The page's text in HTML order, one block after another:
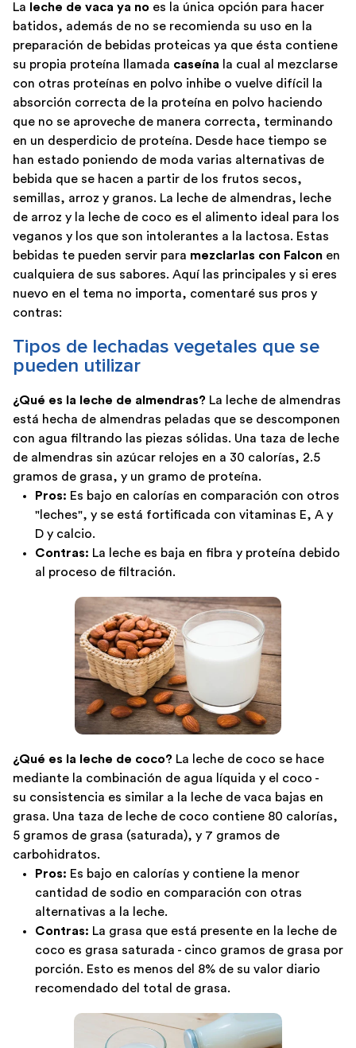
La leche de vaca ya no es la única opción para hacer
batidos, además de no se recomienda su uso en la
preparación de bebidas proteicas ya que ésta contiene
su propia proteína llamada caseína la cual al mezclarse
con otras proteínas en polvo inhibe o vuelve difícil la
absorción correcta de la proteína en polvo haciendo
que no se aproveche de manera correcta, terminando
en un desperdicio de proteína. Desde hace tiempo se
han estado poniendo de moda varias alternativas de
bebida que se hacen a partir de los frutos secos,
semillas, arroz y granos. La leche de almendras, leche
de arroz y la leche de coco es el alimento ideal para los
veganos y los que son intolerantes a la lactosa. Estas
bebidas te pueden servir para mezclarlas con Falcon en
cualquiera de sus sabores. Aquí las principales y si eres
nuevo en el tema no importa, comentaré sus pros y
contras:
Tipos de lechadas vegetales que se
pueden utilizar
¿Qué es la leche de almendras? La leche de almendras
está hecha de almendras peladas que se descomponen
con agua filtrando las piezas sólidas. Una taza de leche
de almendras sin azúcar relojes en a 30 calorías, 2.5
gramos de grasa, y un gramo de proteína.
Pros: Es bajo en calorías en comparación con otros
"leches", y se está fortificada con vitaminas E, A y
D y calcio.
Contras: La leche es baja en fibra y proteína debido
al proceso de filtración.
¿Qué es la leche de coco? La leche de coco se hace
mediante la combinación de agua líquida y el coco -
su consistencia es similar a la leche de vaca bajas en
grasa. Una taza de leche de coco contiene 80 calorías,
5 gramos de grasa (saturada), y 7 gramos de
carbohidratos.
Pros: Es bajo en calorías y contiene la menor
cantidad de sodio en comparación con otras
alternativas a la leche.
Contras: La grasa que está presente en la leche de
coco es grasa saturada - cinco gramos de grasa por
porción. Esto es menos del 8% de su valor diario
recomendado del total de grasa.